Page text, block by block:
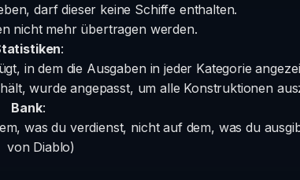
darf dieser keine Schiffe enthalten.
nicht mehr übertragen werden.
:
in dem die Ausgaben in jeder Kategorie
wurde angepasst, um alle Konstruktionen
Bank:
was du verdienst, nicht auf dem, was du
von Diablo)